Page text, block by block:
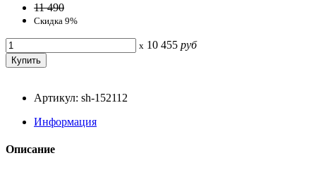
11 490
Скидка 9%
x 10 455 руб
Артикул: sh-152112
Информация
Описание